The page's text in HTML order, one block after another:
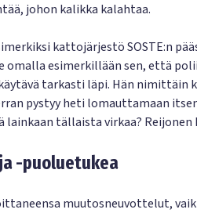
johon kalikka kalahtaa.
kattojärjestö SOSTE:n
omalla esimerkillään sen, että
tarkasti läpi. Hän nimittäin
pystyy heti lomauttamaan
tällaista virkaa? Reijonen
-puoluetukea
muutosneuvottelut,